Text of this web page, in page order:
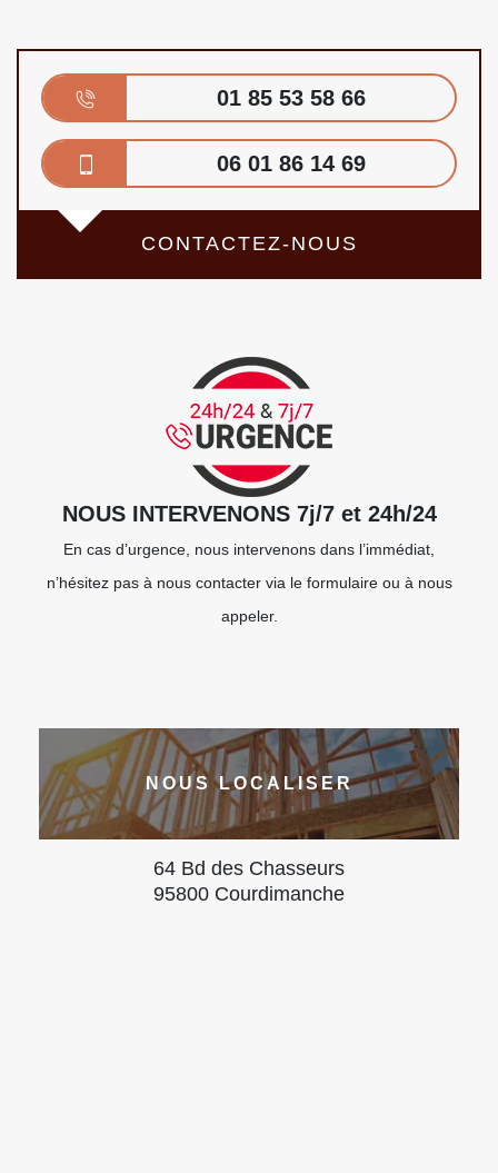
01 85 53 58 66
06 01 86 14 69
CONTACTEZ-NOUS
NOUS INTERVENONS 7j/7 et 24h/24
En cas d’urgence, nous intervenons dans l’immédiat,
n’hésitez pas à nous contacter via le formulaire ou à nous
appeler.
NOUS LOCALISER
64 Bd des Chasseurs
95800 Courdimanche